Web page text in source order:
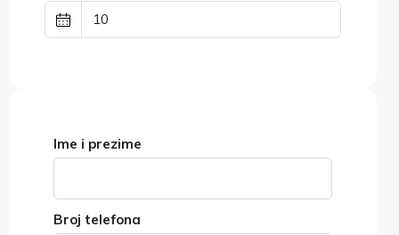
Ime i prezime
Broj telefona